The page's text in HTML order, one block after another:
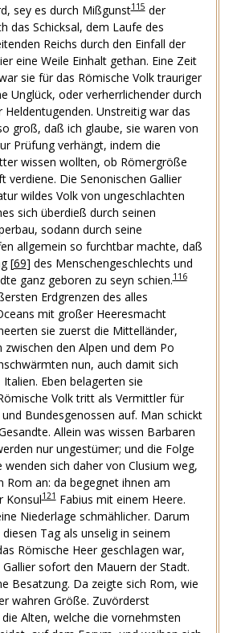
sey es durch Mißgunst115der
das Schicksal, dem Laufe des
Reichs durch den Einfall der
eine Weile Einhalt gethan. Eine Zeit
sie für das Römische Volk trauriger
Unglück, oder verherrlichender durch
Heldentugenden. Unstreitig war das
groß, daß ich glaube, sie waren von
Prüfung verhängt, indem die
wissen wollten, ob Römergröße
verdiene. Die Senonischen Gallier
wildes Volk von ungeschlachten
sich überdieß durch seinen
sodann durch seine
allgemein so furchtbar machte, daß
[69] des Menschengeschlechts und
ganz geboren zu seyn schien.116
Erdgrenzen des alles
mit großer Heeresmacht
sie zuerst die Mittelländer,
zwischen den Alpen und dem Po
nun, auch damit sich
Eben belagerten sie
Volk tritt als Vermittler für
Bundesgenossen auf. Man schickt
Allein was wissen Barbaren
nur ungestümer; und die Folge
wenden sich daher von Clusium weg,
Rom an: da begegnet ihnen am
Konsul121Fabius mit einem Heere.
Niederlage schmählicher. Darum
Tag als unselig in seinem
Römische Heer geschlagen war,
sofort den Mauern der Stadt.
Besatzung. Da zeigte sich Rom, wie
wahren Größe. Zuvörderst
Alten, welche die vornehmsten